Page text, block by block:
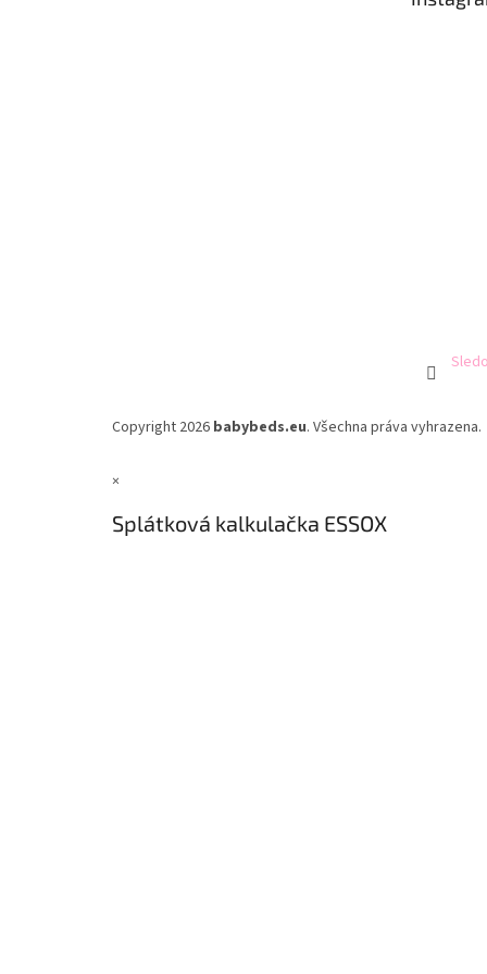
Copyright 2026 babybeds.eu. Všechna práva vyhrazena.
×
Splátková kalkulačka ESSOX